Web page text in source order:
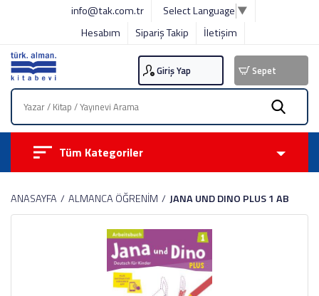
info@tak.com.tr Select Language ▼
Hesabım
Sipariş Takip İletişim
Giriş Yap Sepet
Tüm Kategoriler
ANASAYFA ALMANCA ÖĞRENİM JANA UND DINO PLUS 1 AB